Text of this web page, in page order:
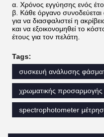
α. Χρόνος εγγύησης ενός
β. Κάθε όργανο
για να διασφαλιστεί η
και να εξοικονομηθεί το
έτους για τον πελάτη.
Tags:
συσκευή ανάλυσης
χρωματικής
spectrophotometer